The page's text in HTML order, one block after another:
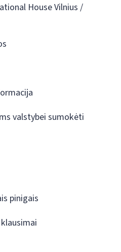
House Vilnius /
valstybei sumokėti
pinigais